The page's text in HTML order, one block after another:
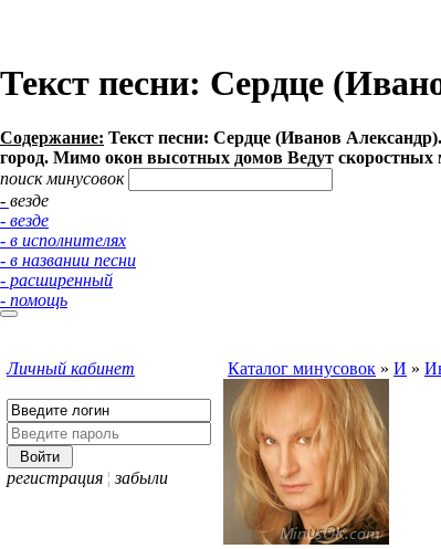
Текст песни: Сердце
Содержание: Текст песни: Сердце (Иванов
город. Мимо окон высотных домов Ведут скоростных
поиск минусовок
- везде
- везде
- в исполнителях
- в названии песни
- расширенный
- помощь
Личный кабинет
регистрация ¦ забыли
Каталог минусовок » И »